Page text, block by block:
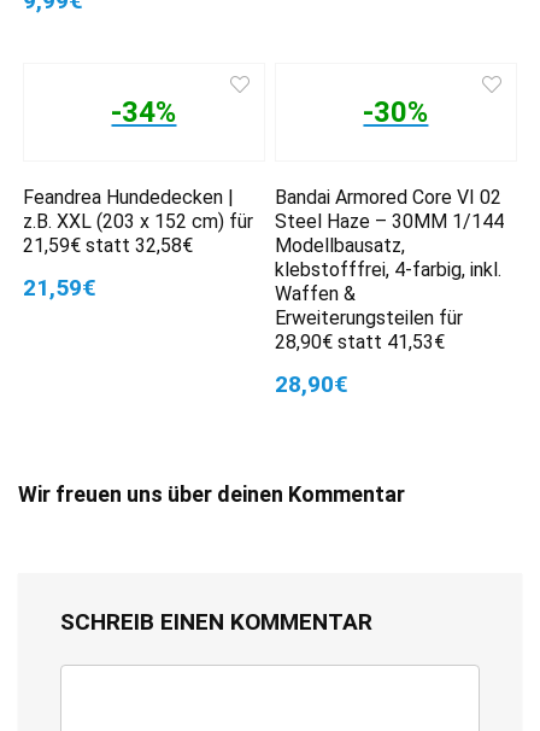
-34%
Feandrea Hundedecken |
z.B. XXL (203 x 152 cm) für
21,59€ statt 32,58€
21,59€
-30%
Bandai Armored Core VI 02
Steel Haze – 30MM 1/144
Modellbausatz,
klebstofffrei, 4-farbig, inkl.
Waffen &
Erweiterungsteilen für
28,90€ statt 41,53€
28,90€
Wir freuen uns über deinen Kommentar
SCHREIB EINEN KOMMENTAR